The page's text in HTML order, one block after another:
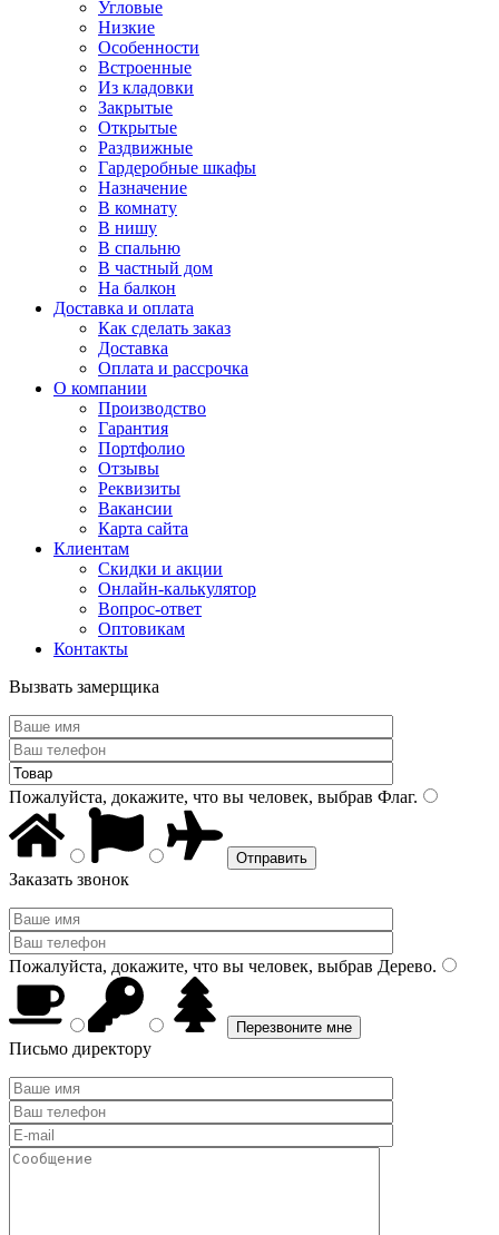
Угловые
Низкие
Особенности
Встроенные
Из кладовки
Закрытые
Открытые
Раздвижные
Гардеробные шкафы
Назначение
В комнату
В нишу
В спальню
В частный дом
На балкон
Доставка и оплата
Как сделать заказ
Доставка
Оплата и рассрочка
О компании
Производство
Гарантия
Портфолио
Отзывы
Реквизиты
Вакансии
Карта сайта
Клиентам
Скидки и акции
Онлайн-калькулятор
Вопрос-ответ
Оптовикам
Контакты
Вызвать замерщика
Пожалуйста, докажите, что вы человек, выбрав Флаг.
Заказать звонок
Пожалуйста, докажите, что вы человек, выбрав Дерево.
Письмо директору